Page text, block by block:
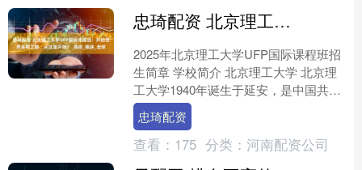
忠琦配资 北京理工大学UFP国际课程班：开启世界名校之路，从这里开始！_高校_模块_全球
2025年北京理工大学UFP国际课程班招
生简章 学校简介 北京理工大学 北京理
工大学1940年诞生于延安，是中国共产
党创办的第一所理工科大学，是新中国
成立以来国....
忠琦配资
查看： 175 分类： 河南配资公司